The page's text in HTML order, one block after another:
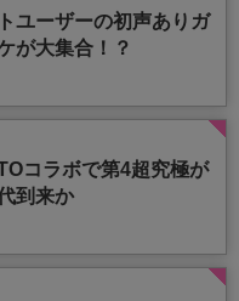
ユーザーの初声ありガ
が大集合！？
コラボで第4超究極が
到来か